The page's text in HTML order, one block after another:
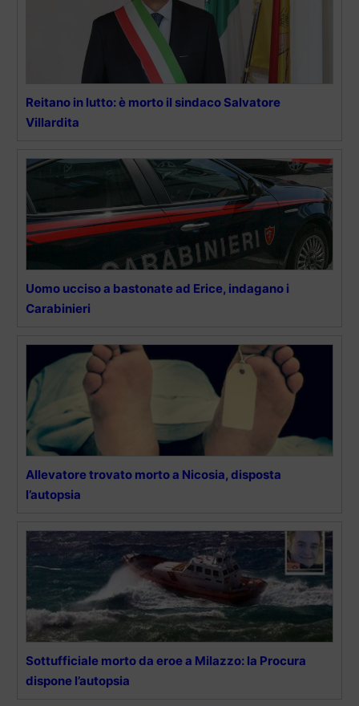
Reitano in lutto: è morto il sindaco Salvatore
Villardita
Uomo ucciso a bastonate ad Erice, indagano i
Carabinieri
Allevatore trovato morto a Nicosia, disposta
l’autopsia
Sottufficiale morto da eroe a Milazzo: la Procura
dispone l’autopsia